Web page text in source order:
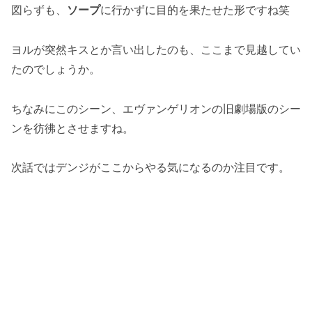
図らずも、 ソープに行かずに目的を果たせた形ですね笑
ヨルが突然キスとか言い出したのも、ここまで見越してい
たのでしょうか。
ちなみにこのシーン、エヴァンゲリオンの旧劇場版のシー
ンを彷彿とさせますね。
次話ではデンジがここからやる気になるのか注目です。